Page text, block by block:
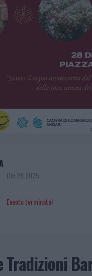
Dic 28 2025
Evento terminato!
Tradizioni